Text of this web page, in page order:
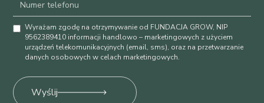
Wyrażam zgodę na otrzymywanie od FUNDACJA GROW, NIP
9562389410 informacji handlowo – marketingowych z użyciem
urządzeń telekomunikacyjnych (email, sms), oraz na przetwarzanie
danych osobowych w celach marketingowych.
Wyślij